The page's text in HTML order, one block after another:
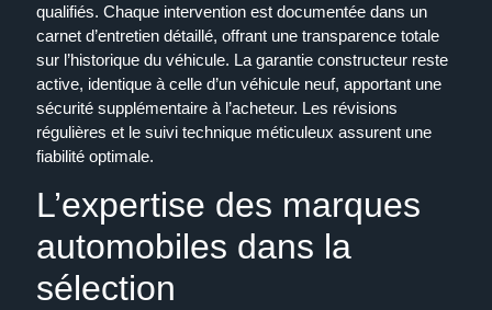
qualifiés. Chaque intervention est documentée dans un
carnet d’entretien détaillé, offrant une transparence totale
sur l’historique du véhicule. La garantie constructeur reste
active, identique à celle d’un véhicule neuf, apportant une
sécurité supplémentaire à l’acheteur. Les révisions
régulières et le suivi technique méticuleux assurent une
fiabilité optimale.
L’expertise des marques
automobiles dans la
sélection